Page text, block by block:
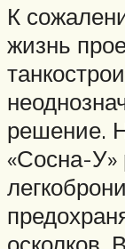
К
жизнь
решение.
«Сосна-У»